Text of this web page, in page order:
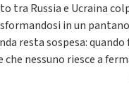
tra Russia e Ucraina
in un
resta sospesa:
che nessuno riesce a